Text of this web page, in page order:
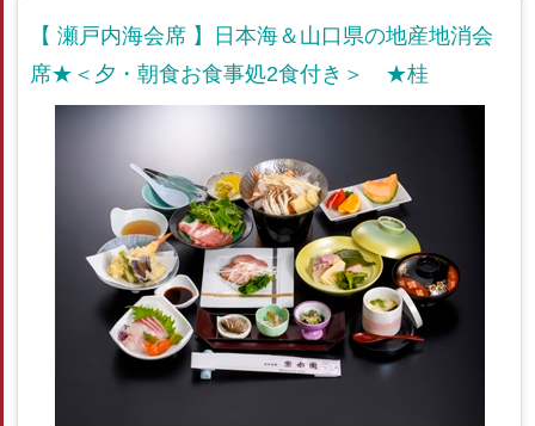
【 瀬戸内海会席 】日本海＆山口県の地産地消会
席★＜夕・朝食お食事処2食付き＞ ★桂